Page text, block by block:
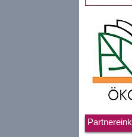
Partnereink